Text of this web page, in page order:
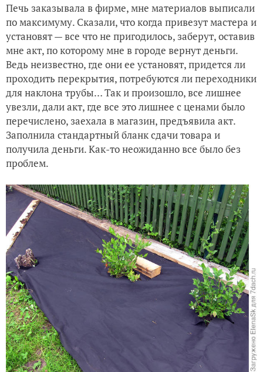
Печь заказывала в фирме, мне материалов выписали
по максимуму. Сказали, что когда привезут мастера и
установят — все что не пригодилось, заберут, оставив
мне акт, по которому мне в городе вернут деньги.
Ведь неизвестно, где они ее установят, придется ли
проходить перекрытия, потребуются ли переходники
для наклона трубы… Так и произошло, все лишнее
увезли, дали акт, где все это лишнее с ценами было
перечислено, заехала в магазин, предъявила акт.
Заполнила стандартный бланк сдачи товара и
получила деньги. Как-то неожиданно все было без
проблем.